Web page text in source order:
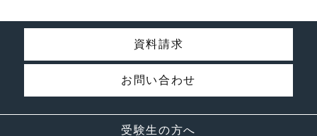
資料請求
お問い合わせ
受験生の方へ